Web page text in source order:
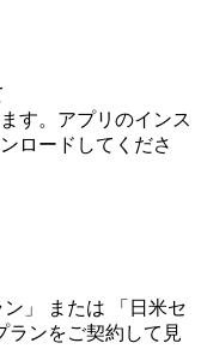
す。アプリのインス
ロードしてくださ
ン 」 または 「 日米セ
ランをご契約して見